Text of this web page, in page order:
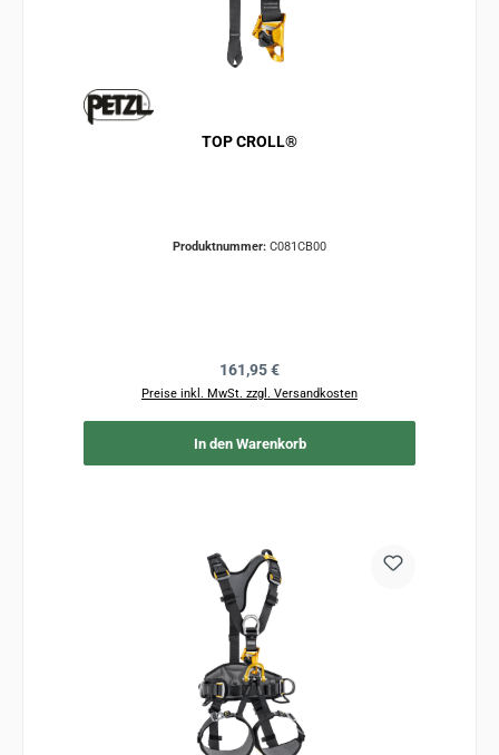
TOP CROLL®
Produktnummer: C081CB00
Regulärer Preis:
161,95 €
Preise inkl. MwSt. zzgl. Versandkosten
In den Warenkorb